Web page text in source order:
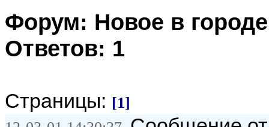
Форум: Новое в городе
Ответов: 1
Страницы: [1]